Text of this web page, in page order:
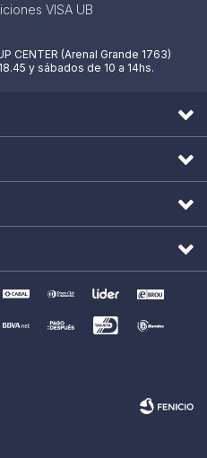
VISA UB
CENTER (Arenal Grande 1763)
y sábados de 10 a 14hs.